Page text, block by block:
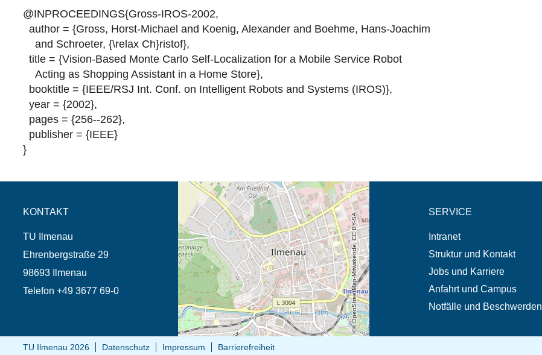
@INPROCEEDINGS{Gross-IROS-2002,
author = {Gross, Horst-Michael and Koenig, Alexander and Boehme, Hans-Joachim
and Schroeter, {\relax Ch}ristof},
title = {Vision-Based Monte Carlo Self-Localization for a Mobile Service Robot
Acting as Shopping Assistant in a Home Store},
booktitle = {IEEE/RSJ Int. Conf. on Intelligent Robots and Systems (IROS)},
year = {2002},
pages = {256--262},
publisher = {IEEE}
}
KONTAKT
TU Ilmenau
Ehrenbergstraße 29
98693 Ilmenau
Telefon +49 3677 69-0
Öffnet die Anfahrtsbeschreibung in neuem
Tab (Karte)
© OpenStreetMap-Mitwirkende, CC BY-SA SERVICE
Intranet
Struktur und Kontakt
Jobs und Karriere
Anfahrt und Campus
Notfälle und Beschwerden
TU Ilmenau 2026 Datenschutz Impressum Barrierefreiheit